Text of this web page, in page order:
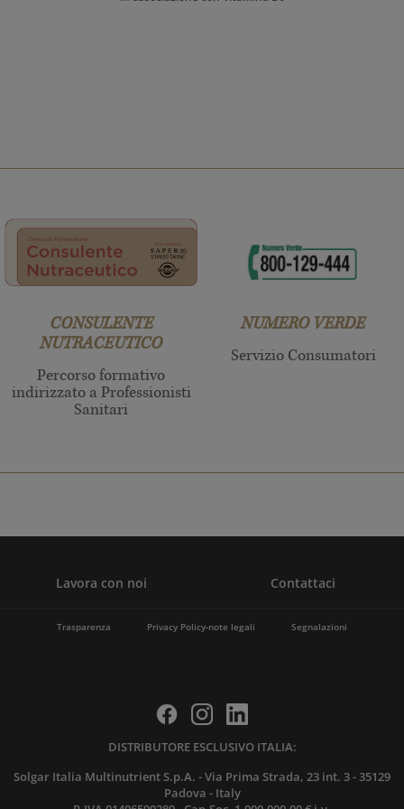
CONSULENTE
NUTRACEUTICO
Percorso formativo
indirizzato a Professionisti
Sanitari
NUMERO VERDE
Servizio Consumatori
Lavora con noi Contattaci
Trasparenza Privacy Policy-note legali Segnalazioni
DISTRIBUTORE ESCLUSIVO ITALIA:
Solgar Italia Multinutrient S.p.A. - Via Prima Strada, 23 int. 3 - 35129
Padova - Italy